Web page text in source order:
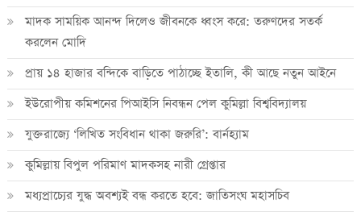
মাদক সাময়িক আনন্দ দিলেও জীবনকে ধ্বংস করে: তরুণদের সতর্ক
করলেন মোদি
প্রায় ১৪ হাজার বন্দিকে বাড়িতে পাঠাচ্ছে ইতালি, কী আছে নতুন আইনে
ইউরোপীয় কমিশনের পিআইসি নিবন্ধন পেল কুমিল্লা বিশ্ববিদ্যালয়
যুক্তরাজ্যে ‘লিখিত সংবিধান থাকা জরুরি’: বার্নহ্যাম
কুমিল্লায় বিপুল পরিমাণ মাদকসহ নারী গ্রেপ্তার
মধ্যপ্রাচ্যের যুদ্ধ অবশ্যই বন্ধ করতে হবে: জাতিসংঘ মহাসচিব